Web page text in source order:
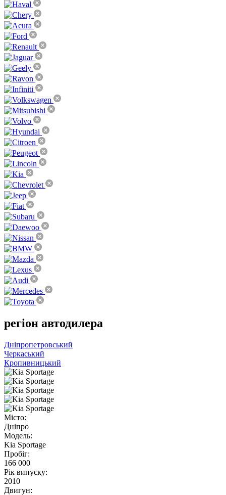
регіон автодилера
Дніпропетровський
Черкаський
Кропивницький
Місто:
Дніпро
Модель:
Kia Sportage
Пробіг:
166 000
Рік випуску:
2010
Двигун: